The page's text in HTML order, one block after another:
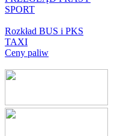
SPORT
Rozkład BUS i PKS
TAXI
Ceny paliw